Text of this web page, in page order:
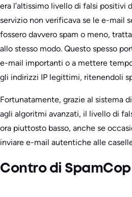
era l’altissimo livello di falsi positivi
servizio non verificava se le e-mail
fossero davvero spam o meno,
allo stesso modo. Questo spesso
e-mail importanti o a mettere
gli indirizzi IP legittimi, ritenendoli
Fortunatamente, grazie al sistema
agli algoritmi avanzati, il livello di
ora piuttosto basso, anche se
inviare e-mail autentiche alle
Contro di SpamCop